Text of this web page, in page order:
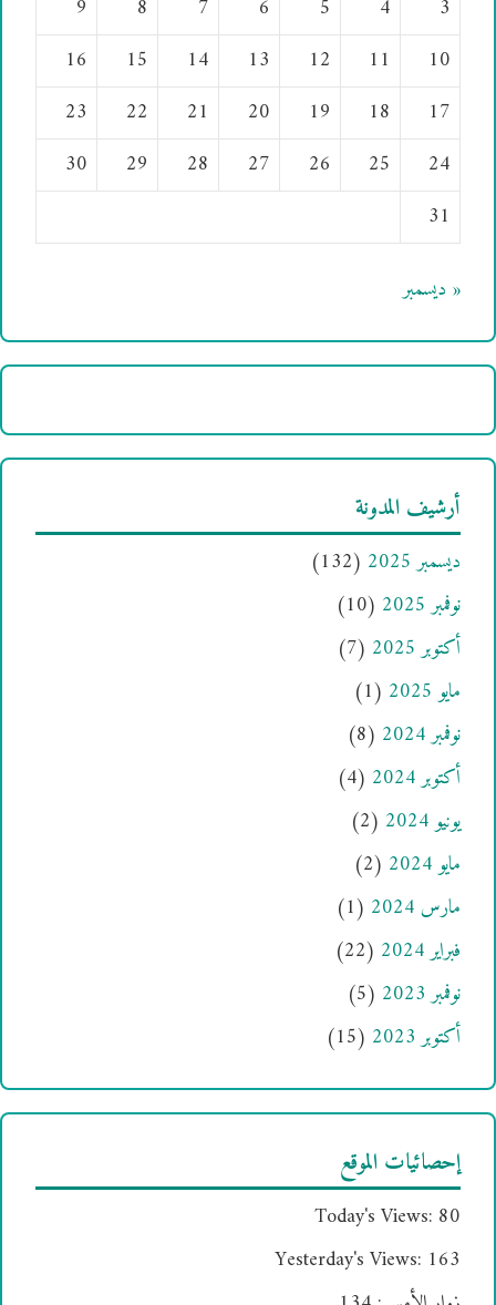
3
4
5
6
7
8
9
10
11
12
13
14
15
16
17
18
19
20
21
22
23
24
25
26
27
28
29
30
31
« ديسمبر
أرشيف المدونة
ديسمبر 2025
(132)
نوفمبر 2025
(10)
أكتوبر 2025
(7)
مايو 2025
(1)
نوفمبر 2024
(8)
أكتوبر 2024
(4)
يونيو 2024
(2)
مايو 2024
(2)
مارس 2024
(1)
فبراير 2024
(22)
نوفمبر 2023
(5)
أكتوبر 2023
(15)
إحصائيات الموقع
Today's Views: 80
Yesterday's Views: 163